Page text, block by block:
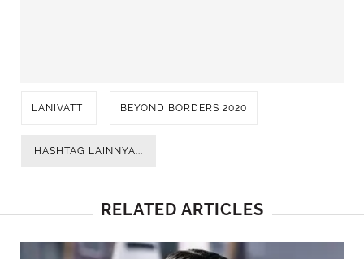
LANIVATTI BEYOND BORDERS 2020
HASHTAG LAINNYA...
RELATED ARTICLES